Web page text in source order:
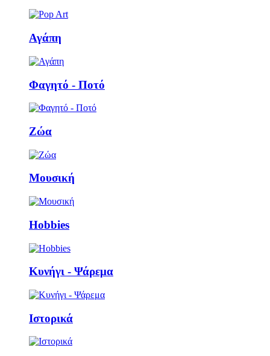
Αγάπη
Φαγητό - Ποτό
Ζώα
Μουσική
Ηobbies
Κυνήγι - Ψάρεμα
Ιστορικά